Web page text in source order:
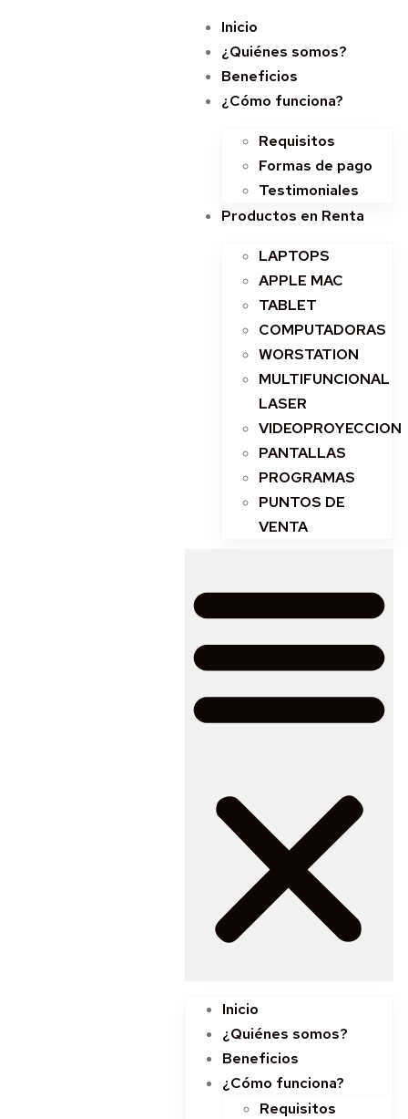
Inicio
¿Quiénes somos?
Beneficios
¿Cómo funciona?
Requisitos
Formas de pago
Testimoniales
Productos en Renta
LAPTOPS
APPLE MAC
TABLET
COMPUTADORAS
WORSTATION
MULTIFUNCIONAL
LASER
VIDEOPROYECCION
PANTALLAS
PROGRAMAS
PUNTOS DE
VENTA
Inicio
¿Quiénes somos?
Beneficios
¿Cómo funciona?
Requisitos